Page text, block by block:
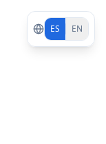
ES EN